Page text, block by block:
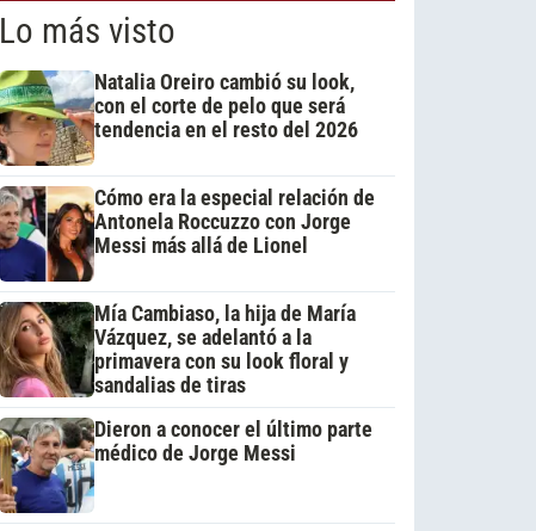
Lo más visto
Natalia Oreiro cambió su look,
con el corte de pelo que será
tendencia en el resto del 2026
Cómo era la especial relación de
Antonela Roccuzzo con Jorge
Messi más allá de Lionel
Mía Cambiaso, la hija de María
Vázquez, se adelantó a la
primavera con su look floral y
sandalias de tiras
Dieron a conocer el último parte
médico de Jorge Messi